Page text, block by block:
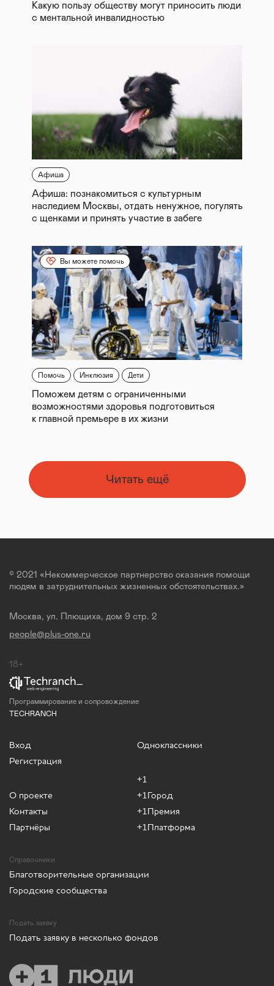
Какую пользу обществу могут приносить люди
с ментальной инвалидностью
Афиша
Афиша: познакомиться с культурным
наследием Москвы, отдать ненужное, погулять
с щенками и принять участие в забеге
Вы можете помочь
Помочь Инклюзия Дети
Поможем детям с ограниченными
возможностями здоровья подготовиться
к главной премьере в их жизни
Читать ещё
© 2021 «Некоммерческое партнерство оказания помощи
людям в затруднительных жизненных обстоятельствах.»
Москва, ул. Плющиха, дом 9 стр. 2
people@plus-one.ru
18+
Программирование и сопровождение
TECHRANCH
Вход
Регистрация
О проекте
Контакты
Партнёры
Одноклассники
+1
+1Город
+1Премия
+1Платформа
Справочники
Благотворительные организации
Городские сообщества
Подать заявку
Подать заявку в несколько фондов